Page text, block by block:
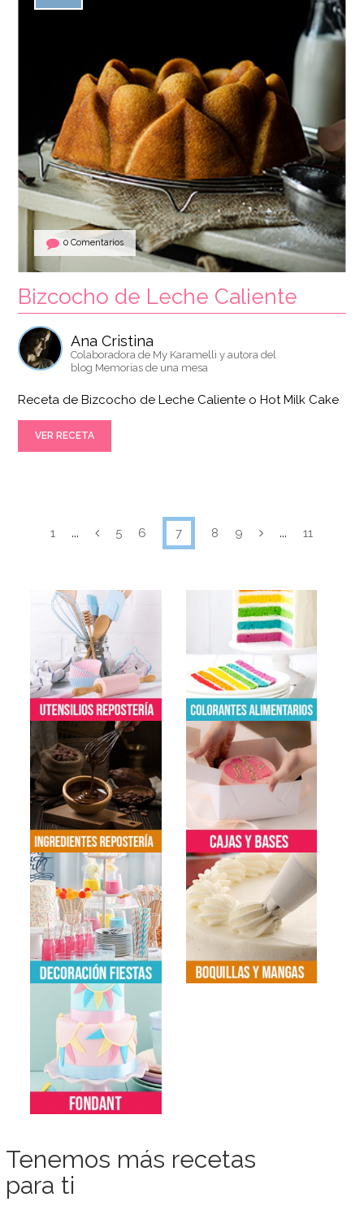
0 Comentarios
Bizcocho de Leche Caliente
Ana Cristina
Colaboradora de My Karamelli y autora del
blog Memorias de una mesa
Receta de Bizcocho de Leche Caliente o Hot Milk Cake
VER RECETA
1 ... 5 6 7 8 9 ... 11
Tenemos más recetas
para ti